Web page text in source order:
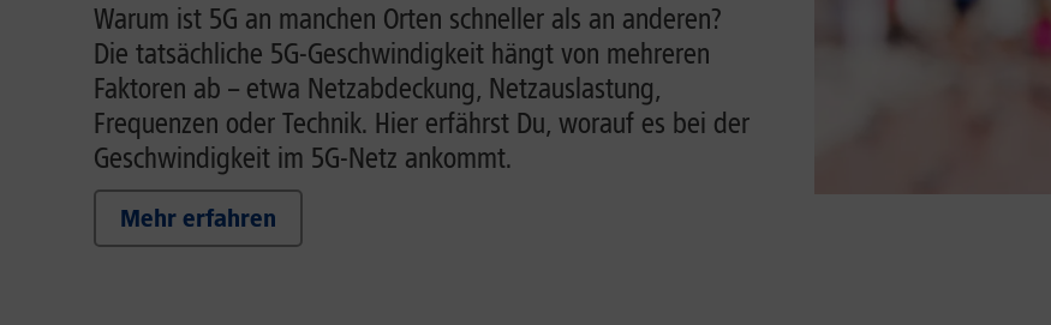
Warum ist 5G an manchen Orten schneller als an anderen?
Die tatsächliche 5G-Geschwindigkeit hängt von mehreren
Faktoren ab – etwa Netzabdeckung, Netzauslastung,
Frequenzen oder Technik. Hier erfährst Du, worauf es bei der
Geschwindigkeit im 5G-Netz ankommt.
Mehr erfahren